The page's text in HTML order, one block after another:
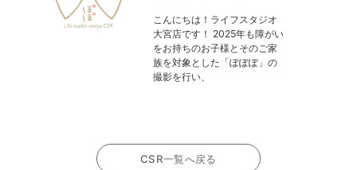
こんにちは！ライフスタジオ
大宮店です！ 2025年も障がい
をお持ちのお子様とそのご家
族を対象とした「ぽぽぽ」の
撮影を行い、
CSR一覧へ戻る